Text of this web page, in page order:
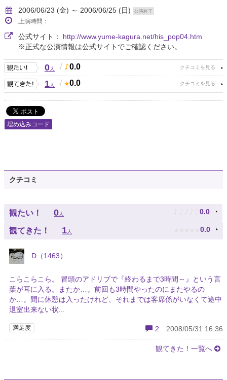
2006/06/23 (金) ～ 2006/06/25 (日)
公演終了
上演時間：
公式サイト： http://www.yume-kagura.net/his_pop04.htm
※正式な公演情報は公式サイトでご確認ください。
0人 / 0.0
1人 / 0.0
埋め込みコード
クチコミ
観たい！ 0人 ♪ ♪ ♪ ♪ ♪ 0.0
観てきた！ 1人 ★ ★ ★ ★ ★ 0.0
D（1463）
こらこらこら。 冒頭のアドリブで『終わるまで3時間～』という言
葉が耳に入る。またか…。前回も3時間やったのにまたやるの
か…。間に休憩は入ったけれど、それまでは客席係がいなくて途中
退室出来ない状...
満足度 2 2008/05/31 16:36
観てきた！一覧へ